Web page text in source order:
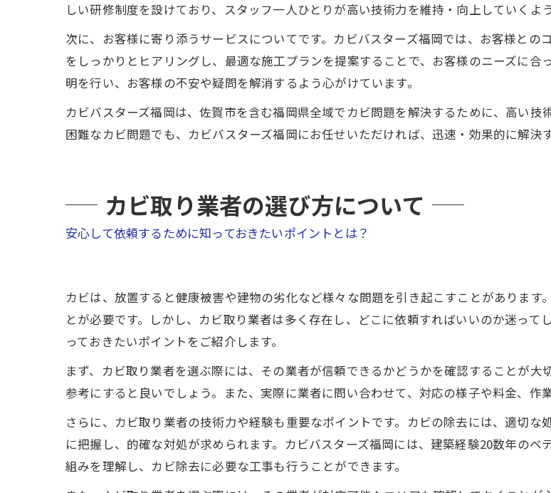
しい研修制度を設けており、スタッフ一人ひとりが高い技術力を維持・向上していくよ
次に、お客様に寄り添うサービスについてです。カビバスターズ福岡では、お客様と
をしっかりとヒアリングし、最適な施工プランを提案することで、お客様のニーズに
明を行い、お客様の不安や疑問を解消するよう心がけています。
カビバスターズ福岡は、佐賀市を含む福岡県全域でカビ問題を解決するために、高い
困難なカビ問題でも、カビバスターズ福岡にお任せいただければ、迅速・効果的に解決
カビ取り業者の選び方について
安心して依頼するために知っておきたいポイントとは？
カビは、放置すると健康被害や建物の劣化など様々な問題を引き起こすことがありま
とが必要です。しかし、カビ取り業者は多く存在し、どこに依頼すればいいのか迷っ
っておきたいポイントをご紹介します。
まず、カビ取り業者を選ぶ際には、その業者が信頼できるかどうかを確認することが
参考にすると良いでしょう。また、実際に業者に問い合わせて、対応の様子や料金、作
さらに、カビ取り業者の技術力や経験も重要なポイントです。カビの除去には、適切
に把握し、的確な対処が求められます。カビバスターズ福岡には、建築経験20数年の
組みを理解し、カビ除去に必要な工事も行うことができます。